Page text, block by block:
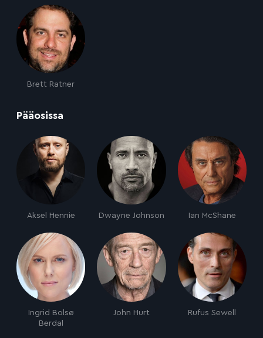
Brett Ratner
Pääosissa
Aksel Hennie Dwayne Johnson Ian McShane
Ingrid Bolsø
Berdal
John Hurt Rufus Sewell